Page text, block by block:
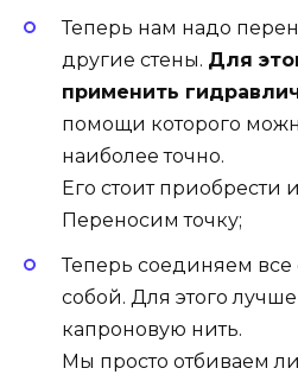
Теперь нам надо
другие стены. Для
применить
помощи которого
наиболее точно.
Его стоит приобрести
Переносим точку;
Теперь соединяем
собой. Для этого
капроновую нить.
Мы просто отбиваем